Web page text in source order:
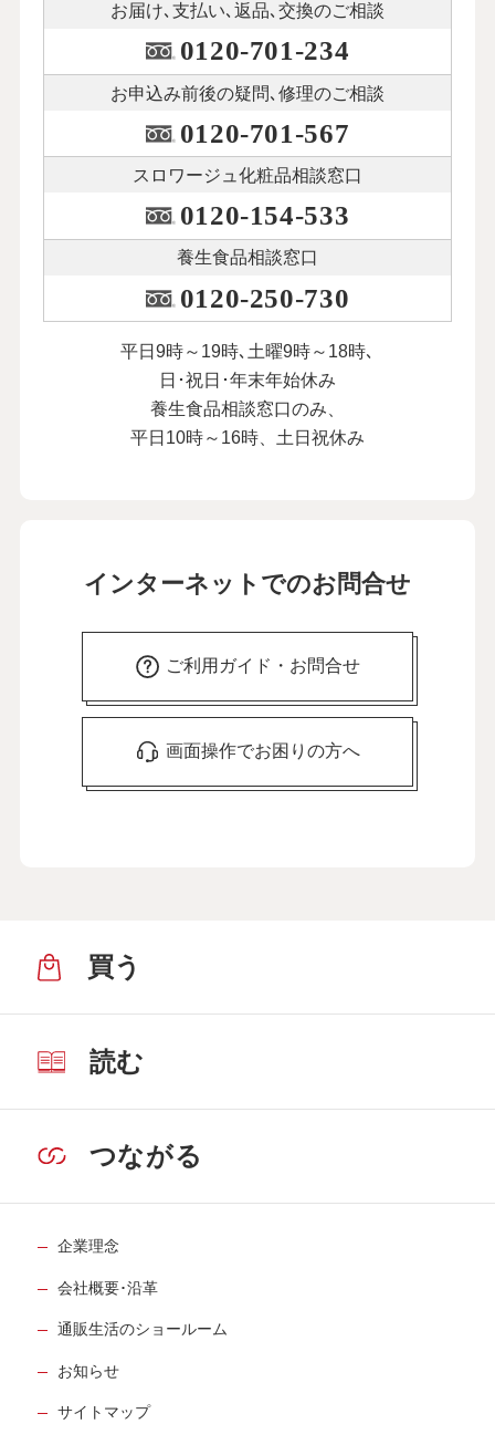
お届け､支払い､ 返品､交換のご相談
0120-701-234
お申込み前後の疑問､修理のご相談
0120-701-567
スロワージュ化粧品相談窓口
0120-154-533
養生食品相談窓口
0120-250-730
平日9時～19時､土曜9時～18時､
日･祝日･年末年始休み
養生食品相談窓口のみ、
平日10時～16時、土日祝休み
インターネットでのお問合せ
ご利用ガイド・お問合せ
画面操作でお困りの方へ
買う
読む
つながる
企業理念
会社概要･沿革
通販生活のショールーム
お知らせ
サイトマップ